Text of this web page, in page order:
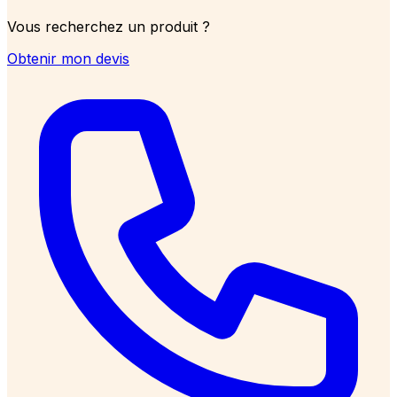
Vous recherchez un produit ?
Obtenir mon devis